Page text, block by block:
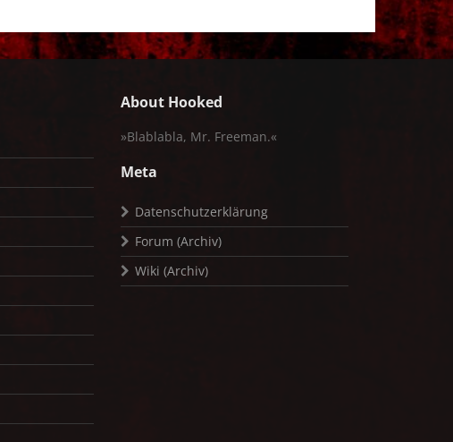
About Hooked
»Blablabla, Mr. Freeman.«
Meta
Datenschutzerklärung
Forum (Archiv)
Wiki (Archiv)